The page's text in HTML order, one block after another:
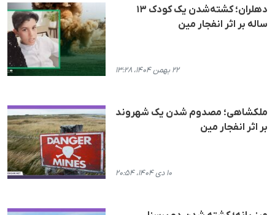
دهلران؛ کشته‌شدن یک کودک ۱۳
ساله بر اثر انفجار مین
۲۲ بهمن ۱۴۰۴، ۱۳:۲۸
ملکشاهی؛ مصدوم شدن یک شهروند
بر اثر انفجار مین
۱۰ دی ۱۴۰۴، ۲۰:۵۴